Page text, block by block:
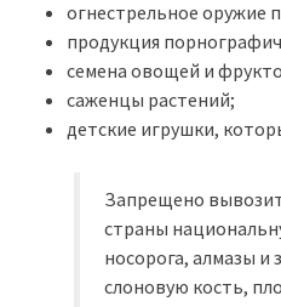
огнестрельное оружие
продукция
семена овощей и
саженцы растений;
детские игрушки,
Запрещено
страны
носорога, алмазы и
слоновую кость,